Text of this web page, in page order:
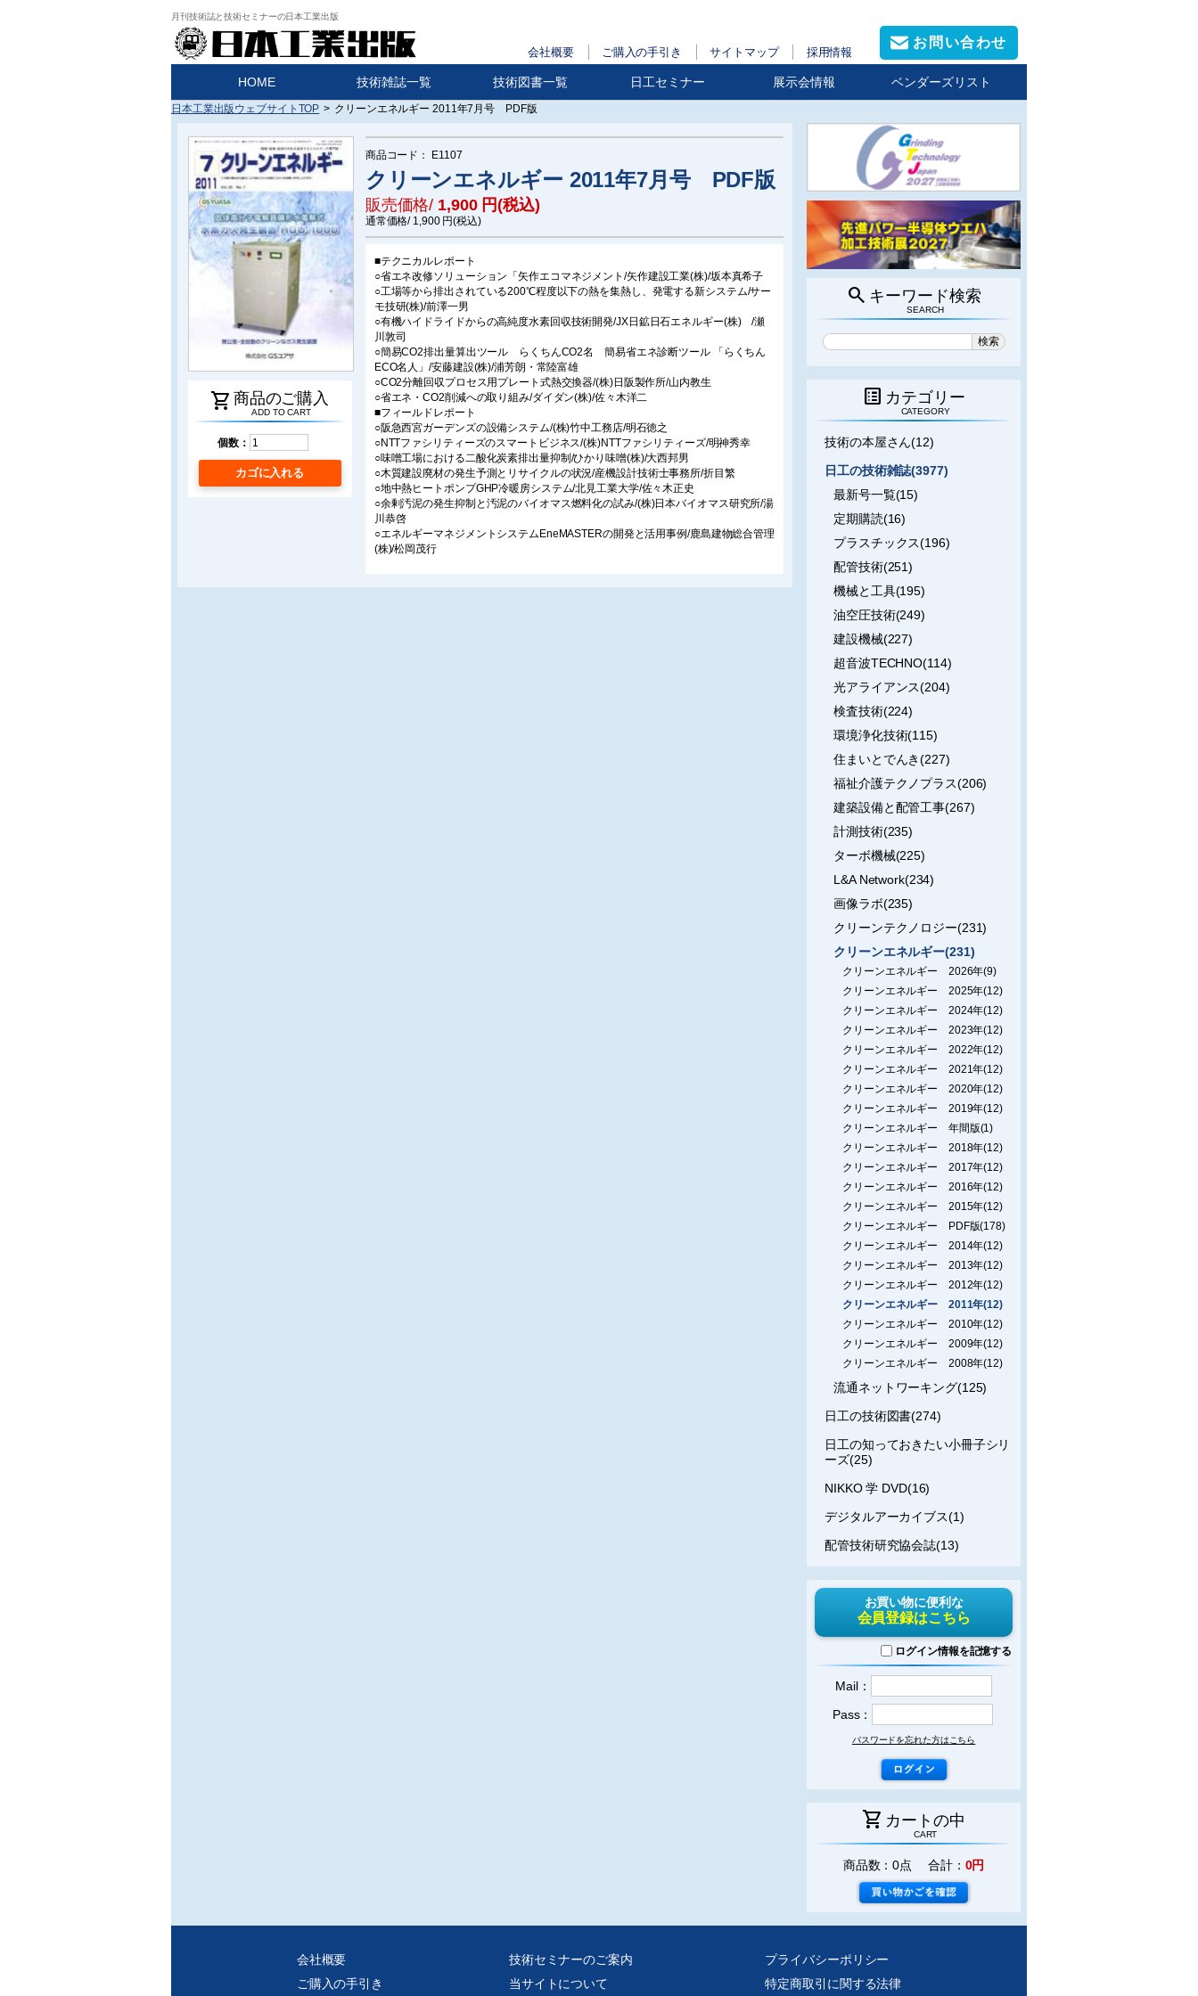
月刊技術誌と技術セミナーの日本工業出版
会社概要 ご購入の手引き サイトマップ 採用情報
お問い合わせ
HOME 技術雑誌一覧 技術図書一覧 日工セミナー 展示会情報 ベンダーズリスト
日本工業出版ウェブサイトTOP > クリーンエネルギー 2011年7月号 PDF版
shopping_cart 商品のご購入
ADD TO CART
個数：
カゴに入れる
商品コード： E1107
クリーンエネルギー 2011年7月号 PDF版
販売価格/ 1,900円(税込)
通常価格/ 1,900円(税込)
■テクニカルレポート
○省エネ改修ソリューション「矢作エコマネジメント/矢作建設工業(株)/坂本真希子
○工場等から排出されている200℃程度以下の熱を集熱し、発電する新システム/サー
モ技研(株)/前澤一男
○有機ハイドライドからの高純度水素回収技術開発/JX日鉱日石エネルギー(株) /瀬
川敦司
○簡易CO2排出量算出ツール らくちんCO2名 簡易省エネ診断ツール 「らくちん
ECO名人」/安藤建設(株)/浦芳朗・常陸富雄
○CO2分離回収プロセス用プレート式熱交換器/(株)日阪製作所/山内教生
○省エネ・CO2削減への取り組み/ダイダン(株)/佐々木洋二
■フィールドレポート
○阪急西宮ガーデンズの設備システム/(株)竹中工務店/明石徳之
○NTTファシリティーズのスマートビジネス/(株)NTTファシリティーズ/明神秀幸
○味噌工場における二酸化炭素排出量抑制/ひかり味噌(株)/大西邦男
○木質建設廃材の発生予測とリサイクルの状況/産機設計技術士事務所/折目繁
○地中熱ヒートポンプGHP冷暖房システム/北見工業大学/佐々木正史
○余剰汚泥の発生抑制と汚泥のバイオマス燃料化の試み/(株)日本バイオマス研究所/湯
川恭啓
○エネルギーマネジメントシステムEneMASTERの開発と活用事例/鹿島建物総合管理
(株)/松岡茂行
search キーワード検索
SEARCH
list_alt カテゴリー
CATEGORY
技術の本屋さん(12)
日工の技術雑誌(3977)
最新号一覧(15)
定期購読(16)
プラスチックス(196)
配管技術(251)
機械と工具(195)
油空圧技術(249)
建設機械(227)
超音波TECHNO(114)
光アライアンス(204)
検査技術(224)
環境浄化技術(115)
住まいとでんき(227)
福祉介護テクノプラス(206)
建築設備と配管工事(267)
計測技術(235)
ターボ機械(225)
L&A Network(234)
画像ラボ(235)
クリーンテクノロジー(231)
クリーンエネルギー(231)
クリーンエネルギー 2026年(9)
クリーンエネルギー 2025年(12)
クリーンエネルギー 2024年(12)
クリーンエネルギー 2023年(12)
クリーンエネルギー 2022年(12)
クリーンエネルギー 2021年(12)
クリーンエネルギー 2020年(12)
クリーンエネルギー 2019年(12)
クリーンエネルギー 年間版(1)
クリーンエネルギー 2018年(12)
クリーンエネルギー 2017年(12)
クリーンエネルギー 2016年(12)
クリーンエネルギー 2015年(12)
クリーンエネルギー PDF版(178)
クリーンエネルギー 2014年(12)
クリーンエネルギー 2013年(12)
クリーンエネルギー 2012年(12)
クリーンエネルギー 2011年(12)
クリーンエネルギー 2010年(12)
クリーンエネルギー 2009年(12)
クリーンエネルギー 2008年(12)
流通ネットワーキング(125)
日工の技術図書(274)
日工の知っておきたい小冊子シリ
ーズ(25)
NIKKO 学 DVD(16)
デジタルアーカイブス(1)
配管技術研究協会誌(13)
お買い物に便利な
会員登録はこちら
ログイン情報を記憶する
Mail：
Pass：
パスワードを忘れた方はこちら
shopping_cart カートの中
CART
商品数：0点 合計： 0円
会社概要
ご購入の手引き
技術セミナーのご案内
当サイトについて
プライバシーポリシー
特定商取引に関する法律